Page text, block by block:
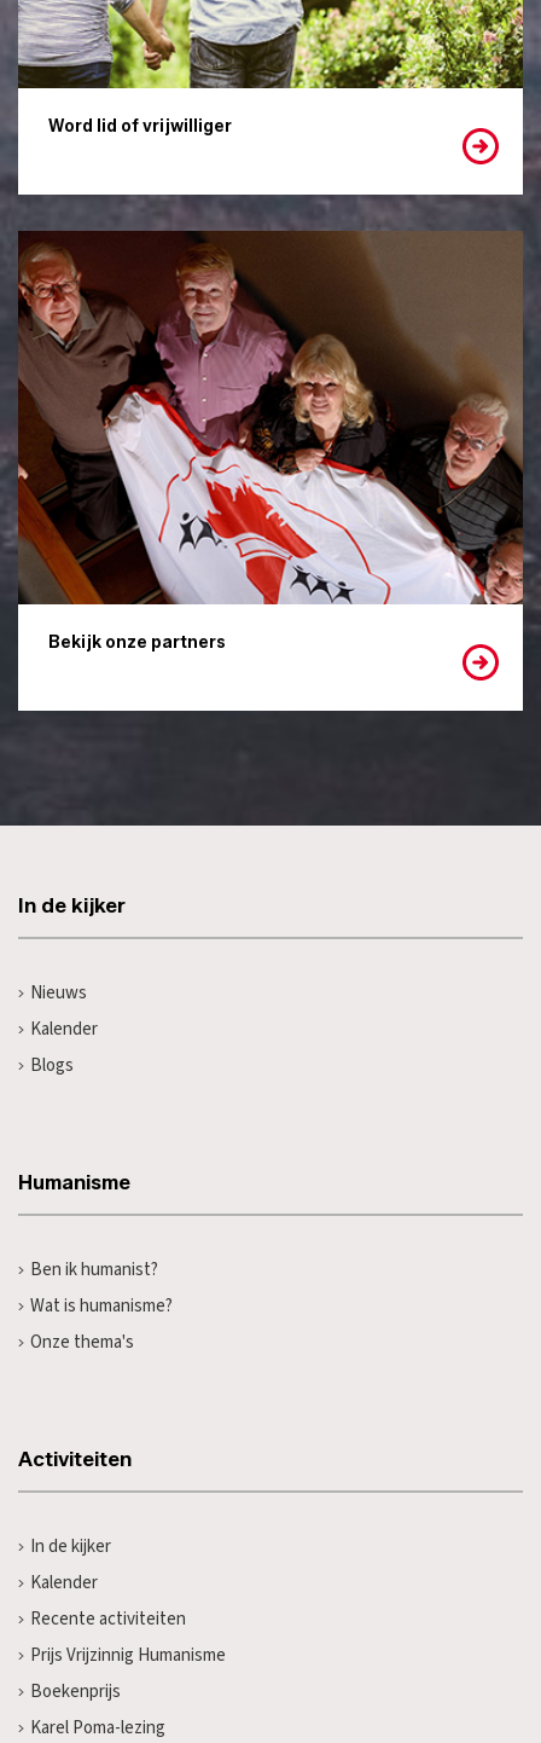
Word lid of vrijwilliger
Bekijk onze partners
In de kijker
Nieuws
Kalender
Blogs
Humanisme
Ben ik humanist?
Wat is humanisme?
Onze thema's
Activiteiten
In de kijker
Kalender
Recente activiteiten
Prijs Vrijzinnig Humanisme
Boekenprijs
Karel Poma-lezing